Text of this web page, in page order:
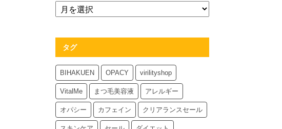
タグ
BIHAKUEN OPACY virilityshop
VitalMe まつ毛美容液 アレルギー
オパシー カフェイン クリアランスセール